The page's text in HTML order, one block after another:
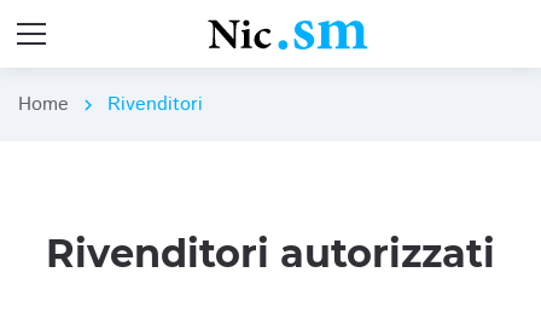
Home chevron_right Rivenditori
Rivenditori autorizzati